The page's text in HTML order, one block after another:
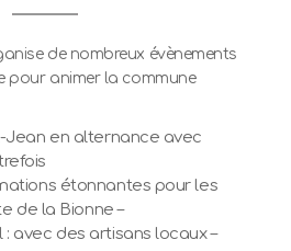
de nombreux évènements
pour animer la commune
Jean en alternance avec
étonnantes pour les
de la Bionne –
avec des artisans locaux –